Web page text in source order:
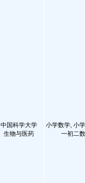
中国科学大学
生物与医药
小学数学, 小
一初二